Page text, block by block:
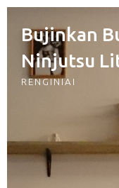
Bujinkan
Ninjutsu
RENGINIAI